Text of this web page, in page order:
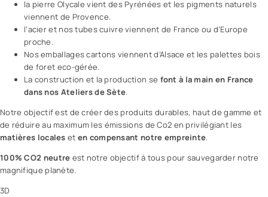
la pierre Olycale vient des Pyrénées et les pigments naturels
viennent de Provence.
l’acier et nos tubes cuivre viennent de France ou d’Europe
proche.
Nos emballages cartons viennent d’Alsace et les palettes bois
de foret eco-gérée.
La construction et la production se font à la main en France
dans nos Ateliers de Sète.
Notre objectif est de créer des produits durables, haut de gamme et
de réduire au maximum les émissions de Co2 en privilégiant les
matières locales et en compensant notre empreinte.
100% CO2 neutre est notre objectif à tous pour sauvegarder notre
magnifique planète.
3D